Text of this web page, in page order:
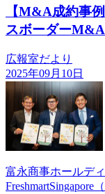
【M&A成約事
スボーダー
広報室だより
2025年09月10日
富永商事ホールデ